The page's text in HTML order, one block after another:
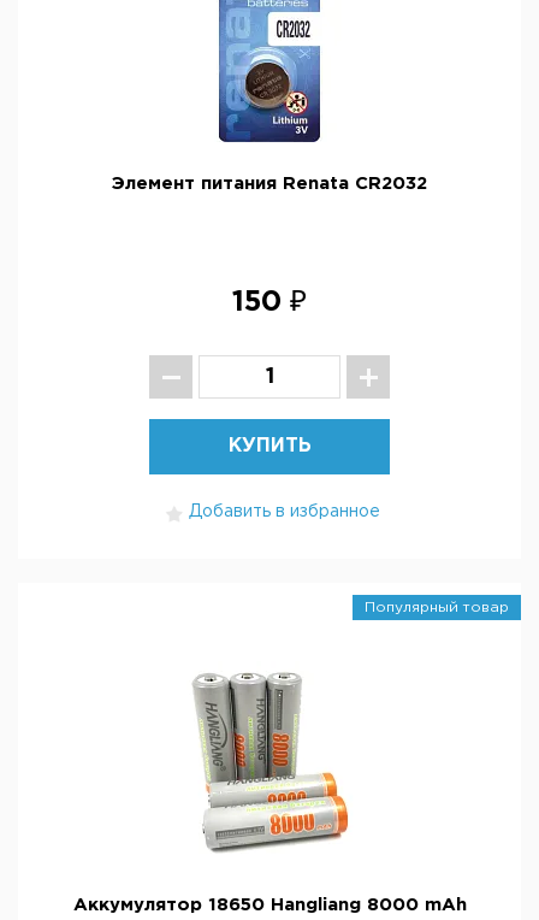
Элемент питания Renata CR2032
150 ₽
КУПИТЬ
Добавить в избранное
Популярный товар
Аккумулятор 18650 Hangliang 8000 mAh